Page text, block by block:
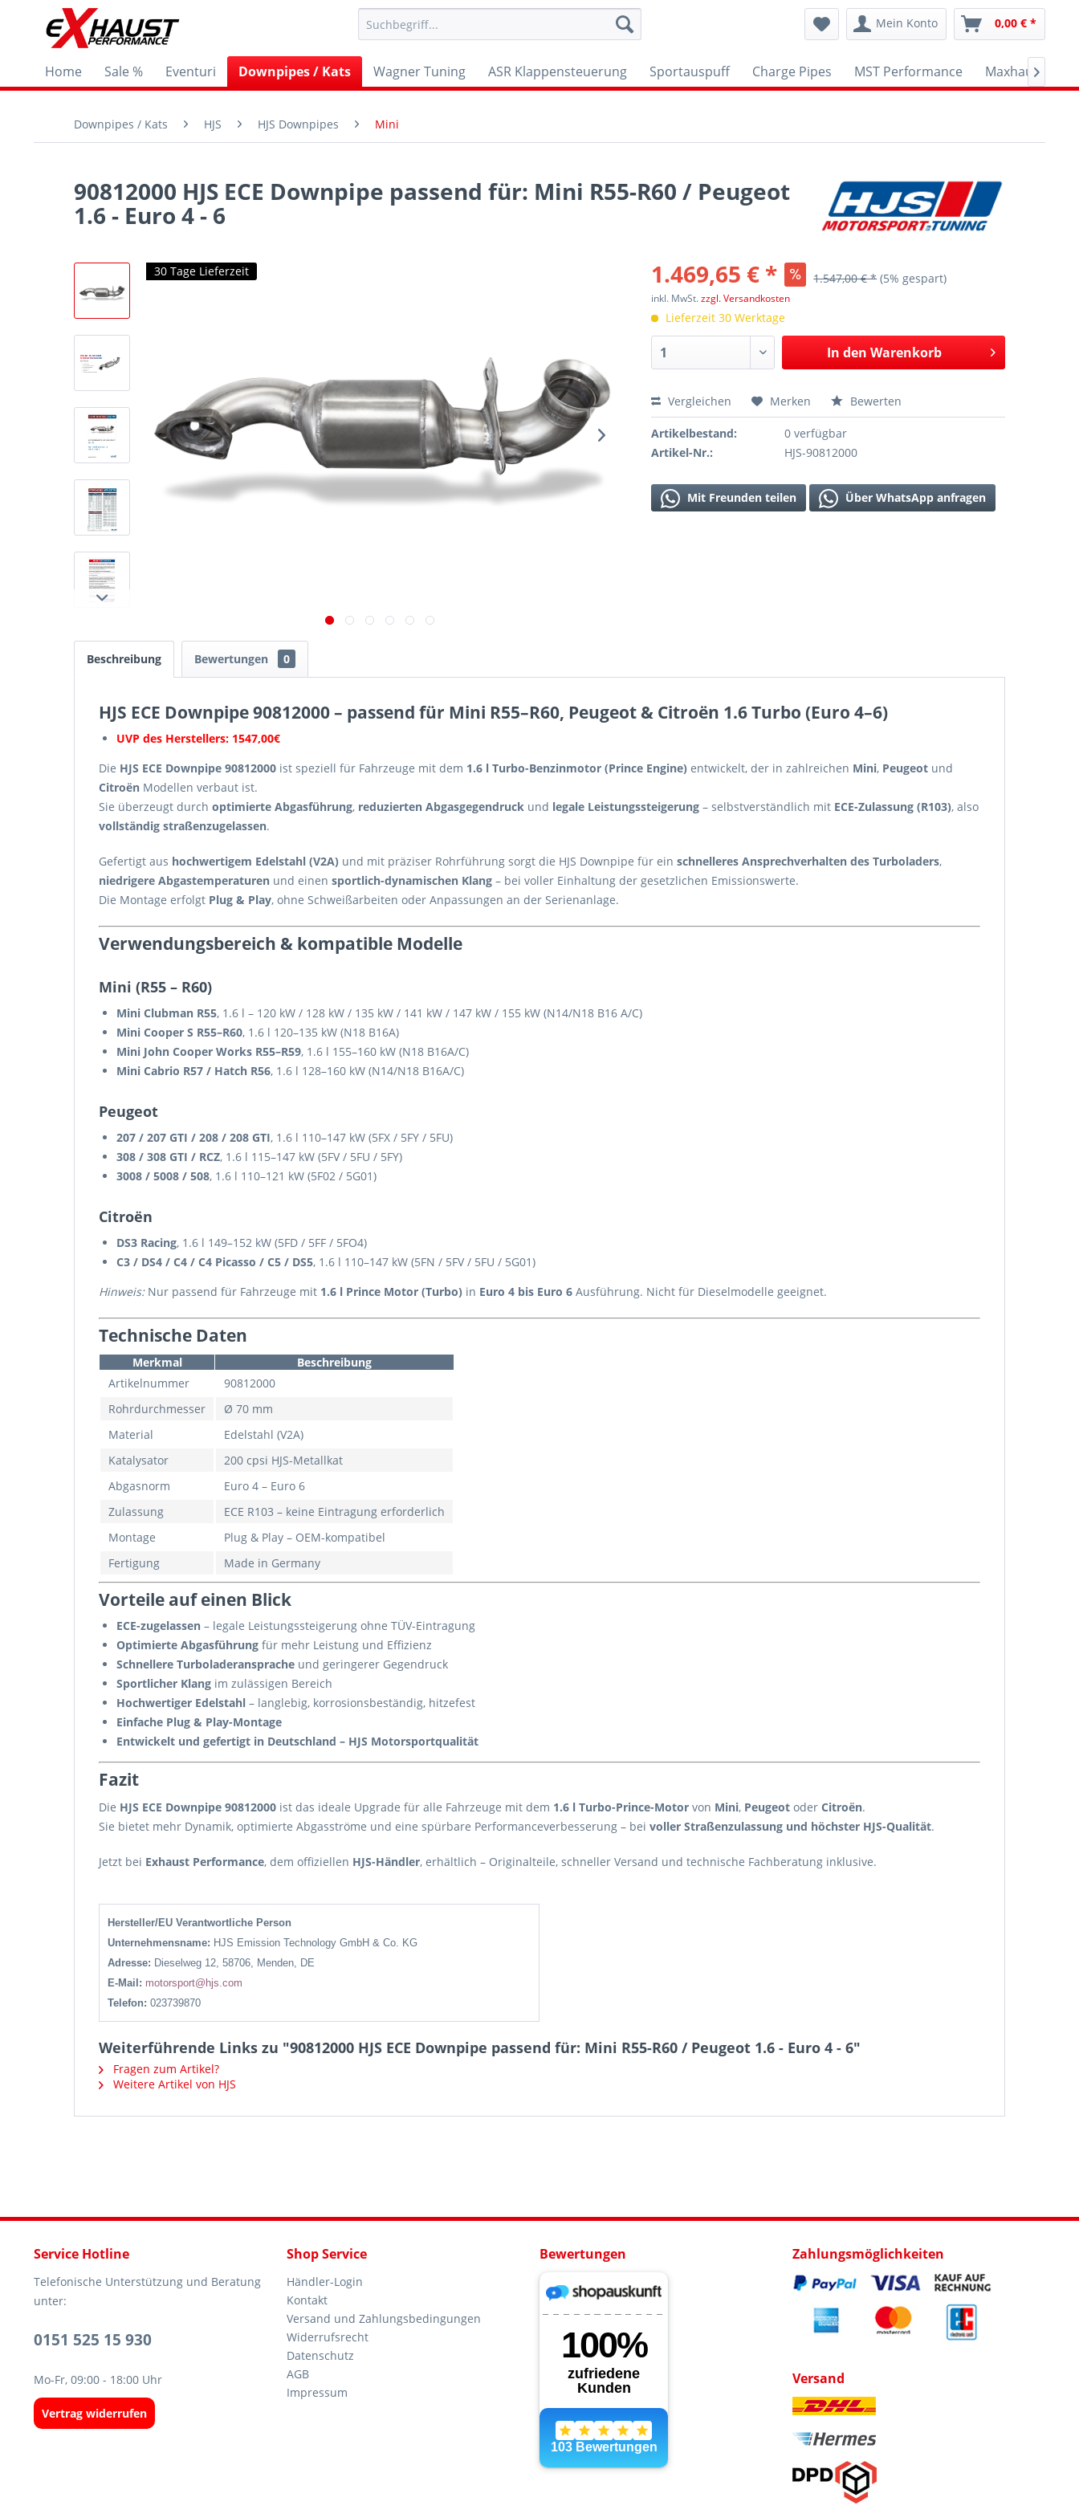
Mein Konto 0,00 € *
Home Sale % Eventuri Downpipes / Kats Wagner Tuning ASR Klappensteuerung Sportauspuff Charge Pipes MST Performance Maxhaust

Downpipes / Kats HJS HJS Downpipes Mini
90812000 HJS ECE Downpipe passend für: Mini R55-R60 / Peugeot
1.6 - Euro 4 - 6
30 Tage Lieferzeit 1.469,65 € * 1.547,00 € * (5% gespart)
inkl. MwSt.zzgl. Versandkosten
Lieferzeit 30 Werktage
In den Warenkorb
Vergleichen Merken Bewerten
Artikelbestand:
0 verfügbar
Artikel-Nr.:
HJS-90812000
Mit Freunden teilen Über WhatsApp anfragen
Beschreibung Bewertungen 0
HJS ECE Downpipe 90812000 – passend für Mini R55–R60, Peugeot & Citroën 1.6 Turbo (Euro 4–6)
UVP des Herstellers: 1547,00€
Die HJS ECE Downpipe 90812000 ist speziell für Fahrzeuge mit dem 1.6 l Turbo-Benzinmotor (Prince Engine) entwickelt, der in zahlreichen Mini, Peugeot und
Citroën Modellen verbaut ist.
Sie überzeugt durch optimierte Abgasführung, reduzierten Abgasgegendruck und legale Leistungssteigerung – selbstverständlich mit ECE-Zulassung (R103), also
vollständig straßenzugelassen.
Gefertigt aus hochwertigem Edelstahl (V2A) und mit präziser Rohrführung sorgt die HJS Downpipe für ein schnelleres Ansprechverhalten des Turboladers,
niedrigere Abgastemperaturen und einen sportlich-dynamischen Klang – bei voller Einhaltung der gesetzlichen Emissionswerte.
Die Montage erfolgt Plug & Play, ohne Schweißarbeiten oder Anpassungen an der Serienanlage.
Verwendungsbereich & kompatible Modelle
Mini (R55 – R60)
Mini Clubman R55, 1.6 l – 120 kW / 128 kW / 135 kW / 141 kW / 147 kW / 155 kW (N14/N18 B16 A/C)
Mini Cooper S R55–R60, 1.6 l 120–135 kW (N18 B16A)
Mini John Cooper Works R55–R59, 1.6 l 155–160 kW (N18 B16A/C)
Mini Cabrio R57 / Hatch R56, 1.6 l 128–160 kW (N14/N18 B16A/C)
Peugeot
207 / 207 GTI / 208 / 208 GTI, 1.6 l 110–147 kW (5FX / 5FY / 5FU)
308 / 308 GTI / RCZ, 1.6 l 115–147 kW (5FV / 5FU / 5FY)
3008 / 5008 / 508, 1.6 l 110–121 kW (5F02 / 5G01)
Citroën
DS3 Racing, 1.6 l 149–152 kW (5FD / 5FF / 5FO4)
C3 / DS4 / C4 / C4 Picasso / C5 / DS5, 1.6 l 110–147 kW (5FN / 5FV / 5FU / 5G01)
Hinweis:Nur passend für Fahrzeuge mit 1.6 l Prince Motor (Turbo) in Euro 4 bis Euro 6 Ausführung. Nicht für Dieselmodelle geeignet.
Technische Daten
Merkmal
Beschreibung
Artikelnummer
90812000
Rohrdurchmesser
Ø 70 mm
Material
Edelstahl (V2A)
Katalysator
200 cpsi HJS-Metallkat
Abgasnorm
Euro 4 – Euro 6
Zulassung
ECE R103 – keine Eintragung erforderlich
Montage
Plug & Play – OEM-kompatibel
Fertigung
Made in Germany
Vorteile auf einen Blick
ECE-zugelassen – legale Leistungssteigerung ohne TÜV-Eintragung
Optimierte Abgasführung für mehr Leistung und Effizienz
Schnellere Turboladeransprache und geringerer Gegendruck
Sportlicher Klang im zulässigen Bereich
Hochwertiger Edelstahl – langlebig, korrosionsbeständig, hitzefest
Einfache Plug & Play-Montage
Entwickelt und gefertigt in Deutschland – HJS Motorsportqualität
Fazit
Die HJS ECE Downpipe 90812000 ist das ideale Upgrade für alle Fahrzeuge mit dem 1.6 l Turbo-Prince-Motor von Mini, Peugeot oder Citroën.
Sie bietet mehr Dynamik, optimierte Abgasströme und eine spürbare Performanceverbesserung – bei voller Straßenzulassung und höchster HJS-Qualität.
Jetzt bei Exhaust Performance, dem offiziellen HJS-Händler, erhältlich – Originalteile, schneller Versand und technische Fachberatung inklusive.
Hersteller/EU Verantwortliche Person
Unternehmensname: HJS Emission Technology GmbH & Co. KG
Adresse: Dieselweg 12, 58706, Menden, DE
E-Mail: motorsport@hjs.com
Telefon: 023739870
Weiterführende Links zu "90812000 HJS ECE Downpipe passend für: Mini R55-R60 / Peugeot 1.6 - Euro 4 - 6"
Fragen zum Artikel?
Weitere Artikel von HJS
Service Hotline
Telefonische Unterstützung und Beratung
unter:
0151 525 15 930
Mo-Fr, 09:00 - 18:00 Uhr
Vertrag widerrufen
Shop Service
Händler-Login
Kontakt
Versand und Zahlungsbedingungen
Widerrufsrecht
Datenschutz
AGB
Impressum
Bewertungen Zahlungsmöglichkeiten
Versand